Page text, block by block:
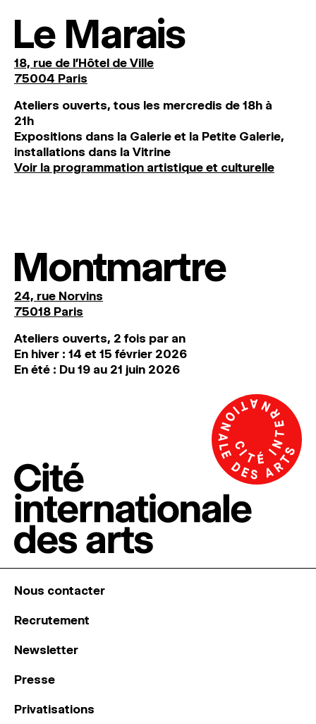
Le Marais
18, rue de l'Hôtel de Ville
75004 Paris
Ateliers ouverts, tous les mercredis de 18h à
21h
Expositions dans la Galerie et la Petite Galerie,
installations dans la Vitrine
Voir la programmation artistique et culturelle
Montmartre
24, rue Norvins
75018 Paris
Ateliers ouverts, 2 fois par an
En hiver : 14 et 15 février 2026
En été : Du 19 au 21 juin 2026
Nous contacter
Recrutement
Newsletter
Presse
Privatisations